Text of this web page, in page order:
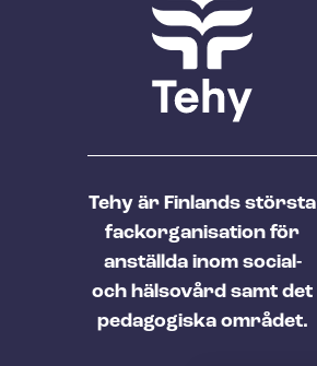
Tehy är Finlands största
fackorganisation för
anställda inom social-
och hälsovård samt det
pedagogiska området.